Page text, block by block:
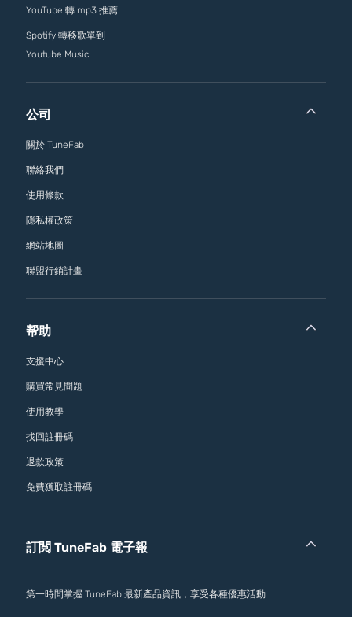
YouTube 轉 mp3 推薦
Spotify 轉移歌單到
Youtube Music
公司
關於 TuneFab
聯絡我們
使用條款
隱私權政策
網站地圖
聯盟行銷計畫
帮助
支援中心
購買常見問題
使用教學
找回註冊碼
退款政策
免費獲取註冊碼
訂閲 TuneFab 電子報
第一時間掌握 TuneFab 最新產品資訊，享受各種優惠活動